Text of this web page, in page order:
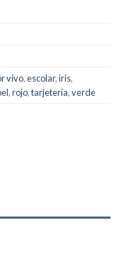
vivo,escolar,iris,
,rojo,tarjeteria,verde